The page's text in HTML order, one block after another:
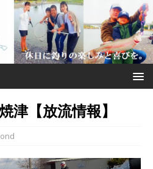
津【放流情報】